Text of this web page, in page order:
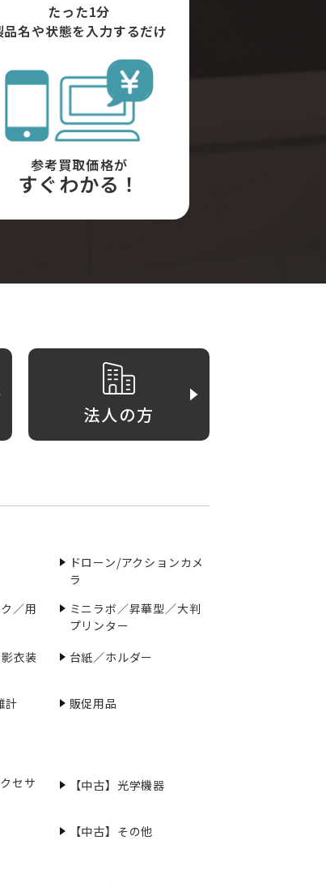
たった1分
品名や状態を入力するだけ
参考買取価格が
すぐわかる！
法人の方
ドローン/アクションカメ
ラ
／用
ミニラボ／昇華型／大判
プリンター
衣装 台紙／ホルダー
計 販促用品
セサ
【中古】光学機器
【中古】その他